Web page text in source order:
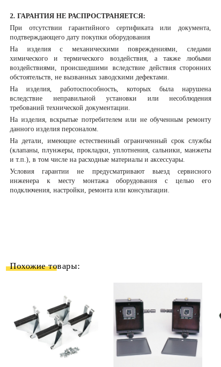
2. ГАРАНТИЯ НЕ РАСПРОСТРАНЯЕТСЯ:
При отсутствии гарантийного сертификата или документа,
подтверждающего дату покупки оборудования
На изделия с механическими повреждениями, следами
химического и термического воздействия, а также любыми
воздействиями, происшедшими вследствие действия сторонних
обстоятельств, не вызванных заводскими дефектами.
На изделия, работоспособность, которых была нарушена
вследствие неправильной установки или несоблюдения
требований технической документации.
На изделия, вскрытые потребителем или не обученным ремонту
данного изделия персоналом.
На детали, имеющие естественный ограниченный срок службы
(клапаны, плунжеры, прокладки, уплотнения, сальники, манжеты
и т.п.), в том числе на расходные материалы и аксессуары.
Условия гарантии не предусматривают выезд сервисного
инженера к месту монтажа оборудования с целью его
подключения, настройки, ремонта или консультации.
Похожие товары: